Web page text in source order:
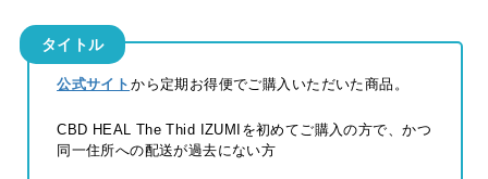
タイトル
公式サイト から定期お得便でご購入いただいた商品。
CBD HEAL The Thid IZUMIを初めてご購入の方で、かつ
同一住所への配送が過去にない方